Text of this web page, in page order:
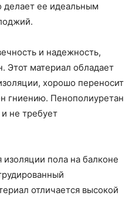
делает ее идеальным
и надежность,
Этот материал обладает
хорошо переносит
гниению. Пенополиуретан
не требует
пола на балконе
отличается высокой